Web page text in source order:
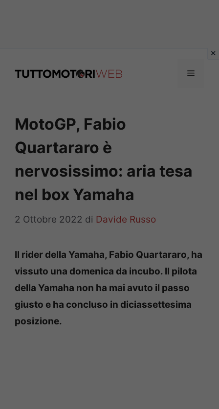
Menu
MotoGP, Fabio
Quartararo è
nervosissimo: aria tesa
nel box Yamaha
2 Ottobre 2022 di Davide Russo
Il rider della Yamaha, Fabio Quartararo, ha
vissuto una domenica da incubo. Il pilota
della Yamaha non ha mai avuto il passo
giusto e ha concluso in diciassettesima
posizione.